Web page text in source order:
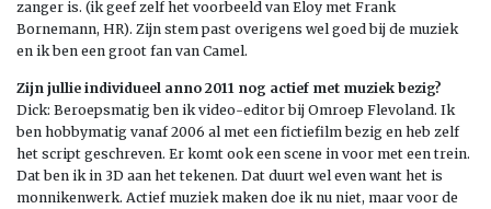
zanger is. (ik geef zelf het voorbeeld van Eloy met Frank
Bornemann, HR). Zijn stem past overigens wel goed bij de muziek
en ik ben een groot fan van Camel.
Zijn jullie individueel anno 2011 nog actief met muziek bezig?
Dick: Beroepsmatig ben ik video-editor bij Omroep Flevoland. Ik
ben hobbymatig vanaf 2006 al met een fictiefilm bezig en heb zelf
het script geschreven. Er komt ook een scene in voor met een trein.
Dat ben ik in 3D aan het tekenen. Dat duurt wel even want het is
monnikenwerk. Actief muziek maken doe ik nu niet, maar voor de